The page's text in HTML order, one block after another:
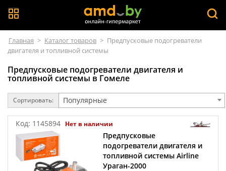
Главная > Каталог товаров > Предпусковые подогреватели
двигателя и топливной системы
Предпусковые подогреватели двигателя и
топливной системы в Гомеле
Сортировать: Популярные
Код: 1145894 Нет в наличии
Предпусковые
подогреватели двигателя и
топливной системы Airline
Ураган-2000